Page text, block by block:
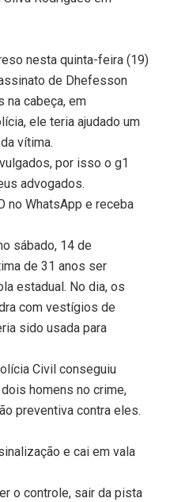
nesta quinta-feira (19)
de Dhefesson
na cabeça, em
ele teria ajudado um
vítima.
por isso o g1
advogados.
no WhatsApp e receba
sábado, 14 de
de 31 anos ser
estadual. No dia, os
com vestígios de
sido usada para
Civil conseguiu
homens no crime,
preventiva contra eles.
e cai em vala
o controle, sair da pista